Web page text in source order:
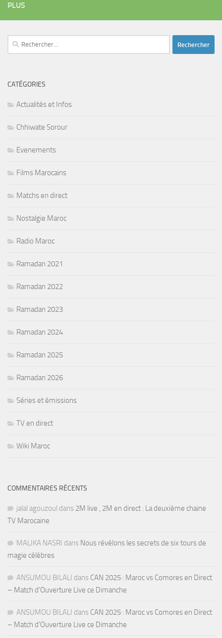
PLUS
Rechercher :
CATÉGORIES
Actualités et Infos
Chhiwate Sorour
Evenements
Films Marocains
Matchs en direct
Nostalgie Maroc
Radio Maroc
Ramadan 2021
Ramadan 2022
Ramadan 2023
Ramadan 2024
Ramadan 2025
Ramadan 2026
Séries et émissions
TV en direct
Wiki Maroc
COMMENTAIRES RÉCENTS
jalal agouzoul dans 2M live , 2M en direct : La deuxième chaine
TV Marocaine
MALIKA NASRI dans Nous révélons les secrets de six tours de
magie célèbres
ANSUMOU BILALI dans CAN 2025 : Maroc vs Comores en Direct
– Match d’Ouverture Live ce Dimanche
ANSUMOU BILALI dans CAN 2025 : Maroc vs Comores en Direct
– Match d’Ouverture Live ce Dimanche